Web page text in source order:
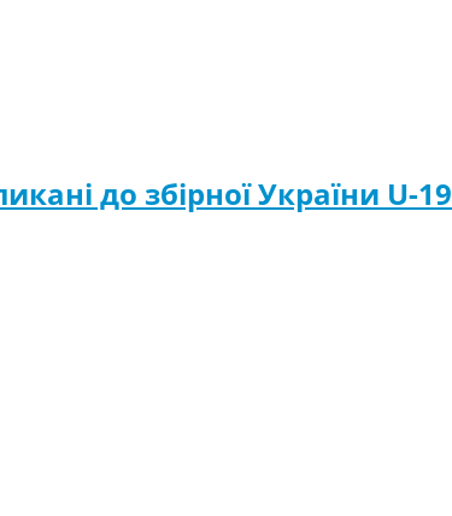
до збірної України U-19